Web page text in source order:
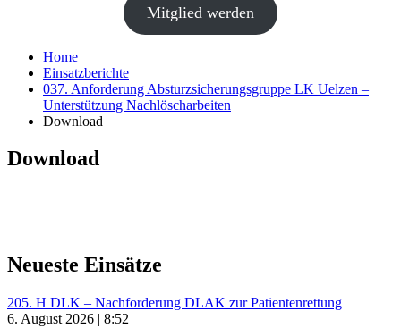
Mitglied werden
Home
Einsatzberichte
037. Anforderung Absturzsicherungsgruppe LK Uelzen –
Unterstützung Nachlöscharbeiten
Download
Download
Neueste Einsätze
205. H DLK – Nachforderung DLAK zur Patientenrettung
6. August 2026 | 8:52